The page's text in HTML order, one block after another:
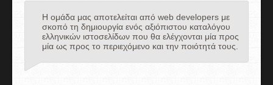
Η ομάδα μας αποτελείται από web developers με
σκοπό τη δημιουργία ενός αξιόπιστου καταλόγου
ελληνικών ιστοσελίδων που θα ελέγχονται μία προς
μία ως προς το περιεχόμενο και την ποιότητά τους.